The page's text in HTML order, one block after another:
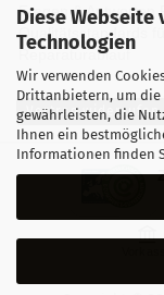
Diese Webseite
Technologien
Wir verwenden
Drittanbietern, um die
gewährleisten, die
Ihnen ein
Informationen finden
Fragen & Antworten
Qualitätsstandards
Reparaturablauf
Vertrag widerrufen